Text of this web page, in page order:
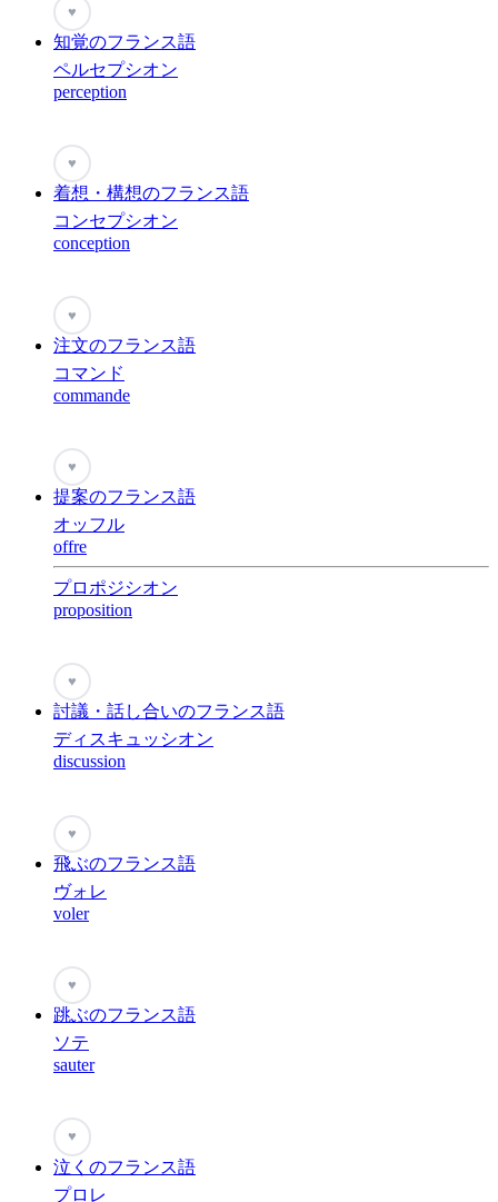
♥
知覚のフランス語
ペルセプシオン
perception
♥
着想・構想のフランス語
コンセプシオン
conception
♥
注文のフランス語
コマンド
commande
♥
提案のフランス語
オッフル
offre
プロポジシオン
proposition
♥
討議・話し合いのフランス語
ディスキュッシオン
discussion
♥
飛ぶのフランス語
ヴォレ
voler
♥
跳ぶのフランス語
ソテ
sauter
♥
泣くのフランス語
プロレ